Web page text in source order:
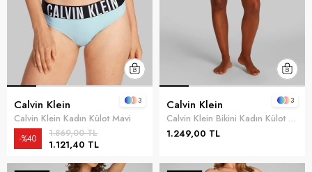
Calvin Klein
Calvin Klein Kadın Külot Mavi
1.121,40 TL
1.869,00 TL
%40
3 Calvin Klein
Calvin Klein Bikini Kadın Külot Mor
1.249,00 TL
3